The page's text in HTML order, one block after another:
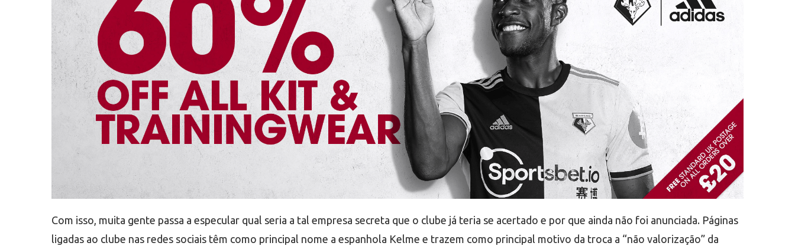
Com isso, muita gente passa a especular qual seria a tal empresa secreta que o clube já teria se acertado e por que ainda não foi anunciada. Páginas
ligadas ao clube nas redes sociais têm como principal nome a espanhola Kelme e trazem como principal motivo da troca a “não valorização” da